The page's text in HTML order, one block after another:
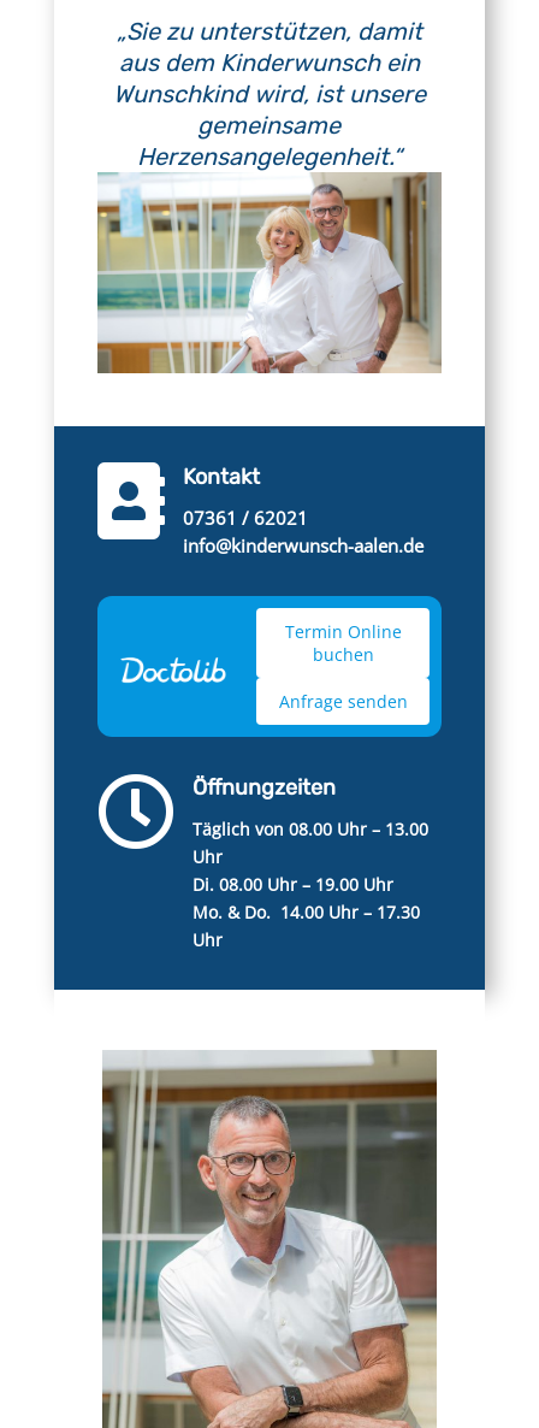
„Sie zu unterstützen, damit
aus dem Kinderwunsch ein
Wunschkind wird, ist unsere
gemeinsame
Herzensangelegenheit.“
 Kontakt
07361 / 62021
info@kinderwunsch-aalen.de
Termin Online
buchen
Anfrage senden
 Öffnungzeiten
Täglich von 08.00 Uhr – 13.00
Uhr
Di. 08.00 Uhr – 19.00 Uhr
Mo. & Do. 14.00 Uhr – 17.30
Uhr